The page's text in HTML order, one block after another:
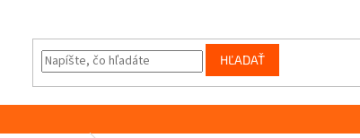
HĽADAŤ